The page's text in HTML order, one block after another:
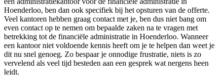
Hoenderloo, ben dan ook specifiek bij het opsturen van de offerte.
Veel kantoren hebben graag contact met je, ben dus niet bang om
even contact op te nemen om bepaalde zaken na te vragen met
betrekking tot de financiële administratie in Hoenderloo. Wanneer
een kantoor niet voldoende kennis heeft om je te helpen dan weet je
dit nu snel genoeg. Zo bespaar je onnodige frustratie, niets is zo
vervelend als veel tijd besteden aan een gesprek wat nergens heen
leidt.